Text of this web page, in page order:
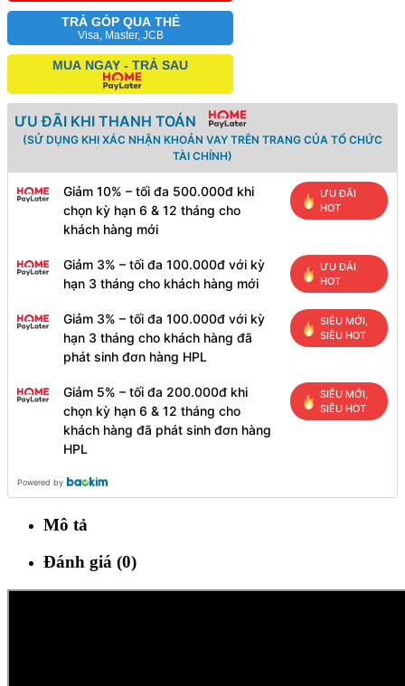
TRẢ GÓP QUA THẺ
Visa, Master, JCB
MUA NGAY - TRẢ SAU
ƯU ĐÃI KHI THANH TOÁN
(SỬ DỤNG KHI XÁC NHẬN KHOẢN VAY TRÊN TRANG CỦA TỔ CHỨC
TÀI CHÍNH)
Giảm 10% – tối đa 500.000đ khi
chọn kỳ hạn 6 & 12 tháng cho
khách hàng mới
ƯU ĐÃI
HOT
Giảm 3% – tối đa 100.000đ với kỳ
hạn 3 tháng cho khách hàng mới
ƯU ĐÃI
HOT
Giảm 3% – tối đa 100.000đ với kỳ
hạn 3 tháng cho khách hàng đã
phát sinh đơn hàng HPL
SIÊU MỚI,
SIÊU HOT
Giảm 5% – tối đa 200.000đ khi
chọn kỳ hạn 6 & 12 tháng cho
khách hàng đã phát sinh đơn hàng
HPL
SIÊU MỚI,
SIÊU HOT
Powered by
Mô tả
Đánh giá (0)